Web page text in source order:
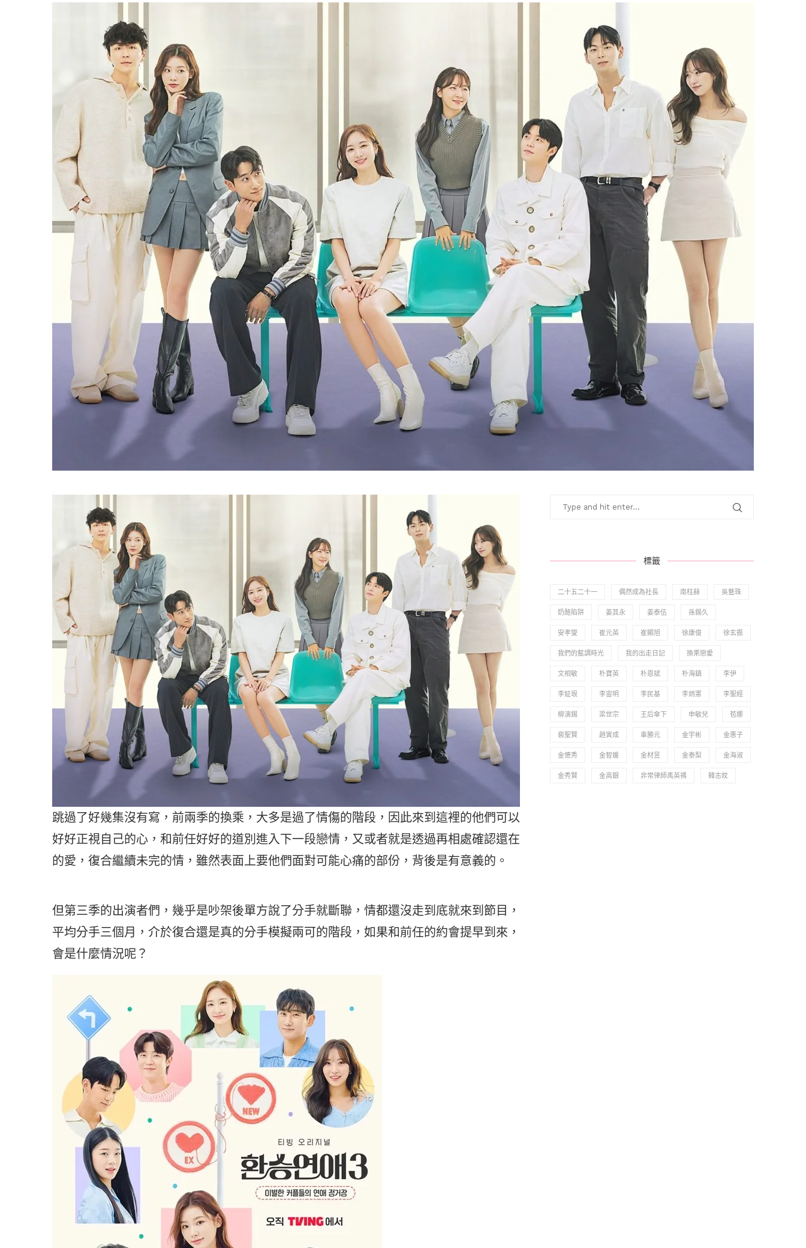
跳過了好幾集沒有寫，前兩季的換乘，大多是過了情傷的階段，因此來到這裡的他們可以
好好正視自己的心，和前任好好的道別進入下一段戀情，又或者就是透過再相處確認還在
的愛，復合繼續未完的情，雖然表面上要他們面對可能心痛的部份，背後是有意義的。
但第三季的出演者們，幾乎是吵架後單方說了分手就斷聯，情都還沒走到底就來到節目，
平均分手三個月，介於復合還是真的分手模擬兩可的階段，如果和前任的約會提早到來，
會是什麼情況呢？
標籤
二十五二十一 偶然成為社長 南柱赫 吳藝珠
奶酪陷阱 姜其永 姜泰伍 孫錫久
安孝燮 崔元英 崔顯旭 徐康俊 徐玄振
我們的藍調時光 我的出走日記 換乘戀愛
文相敏 朴寶英 朴恩斌 朴海鎮 李伊
李姃垠 李宙明 李民基 李炳憲 李聖經
柳演錫 梁世宗 王后傘下 申敏兒 苞娜
裴聖賢 趙寅成 車勝元 金宇彬 金惠子
金憓秀 金智媛 金材昱 金泰梨 金海淑
金秀賢 金高銀 非常律師禹英禑 韓志旼